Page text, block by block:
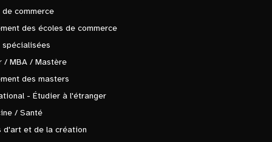
de commerce
des écoles de commerce
spécialisées
/ MBA / Mastère
des masters
- Étudier à l'étranger
/ Santé
d'art et de la création